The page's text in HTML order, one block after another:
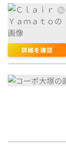
詳細を確認